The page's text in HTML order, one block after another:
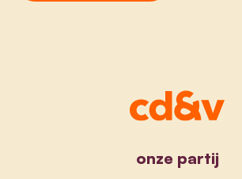
onze partij